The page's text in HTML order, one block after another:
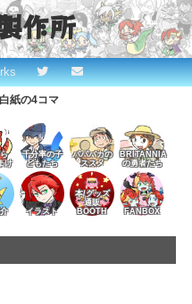
作所
オ！ willows.online
白紙の4コマ
け
千分率の子
どもたち
パパバカの
ススメ
BRITANNIA
の勇者たち
イラスト
本/グッズ
通販
BOOTH
FANBOX